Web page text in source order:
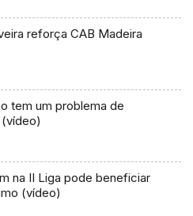
reforça CAB Madeira
tem um problema de
na II Liga pode beneficiar
(vídeo)